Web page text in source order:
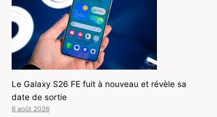
Le Galaxy S26 FE fuit à nouveau et révèle sa
date de sortie
6 août 2026